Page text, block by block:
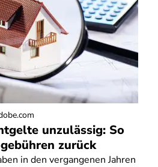
unzulässig: So
zurück
in den vergangenen Jahren